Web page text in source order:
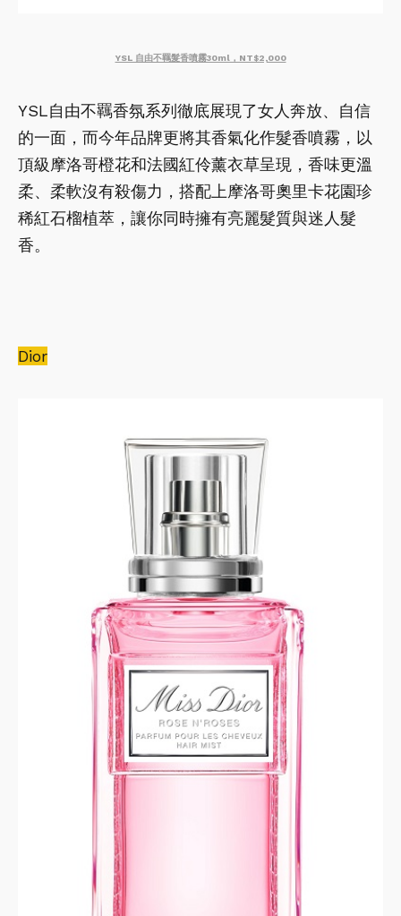
YSL 自由不羈髮香噴霧30ml，NT$2,000
YSL自由不羈香氛系列徹底展現了女人奔放、自信
的一面，而今年品牌更將其香氣化作髮香噴霧，以
頂級摩洛哥橙花和法國紅伶薰衣草呈現，香味更溫
柔、柔軟沒有殺傷力，搭配上摩洛哥奧里卡花園珍
稀紅石榴植萃，讓你同時擁有亮麗髮質與迷人髮
香。
Dior